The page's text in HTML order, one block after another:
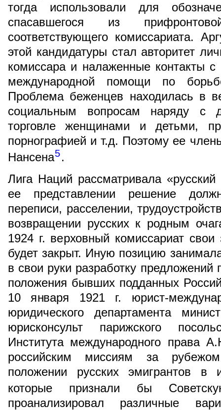
тогда использовали для
спасавшегося из
соответствующего комиссариата.
этой кандидатуры стал авторитет
комиссара и налаженные контакты с
международной помощи по
Проблема беженцев находилась в
социальным вопросам наряду с
торговле женщинами и детьми,
порнографией и т.д. Поэтому ее
Нансена5.
Лига Наций рассматривала
ее представлении решение
переписи, расселении,
возвращении русских к родным
1924 г. верховный комиссариат
будет закрыт. Иную позицию
в свои руки разработку предложений
положения бывших подданных
10 января 1921 г. юрист-
юридического департамента
юрисконсульт парижского
Института международного права
российским миссиям за
положении русских эмигрантов в
которые признали бы
проанализировал различные